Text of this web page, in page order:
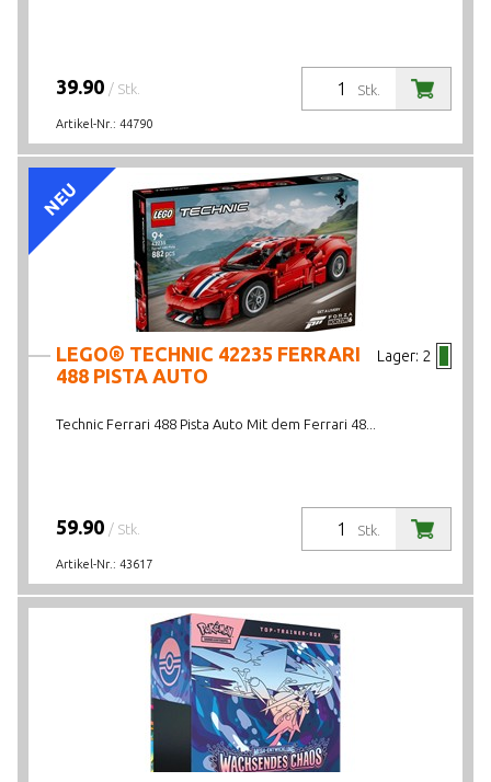
Stk.
39.90 / Stk.
Artikel-Nr.: 44790
NEU
Lager: 2
LEGO® TECHNIC 42235 FERRARI
488 PISTA AUTO
Technic Ferrari 488 Pista Auto Mit dem Ferrari 48...
Stk.
59.90 / Stk.
Artikel-Nr.: 43617